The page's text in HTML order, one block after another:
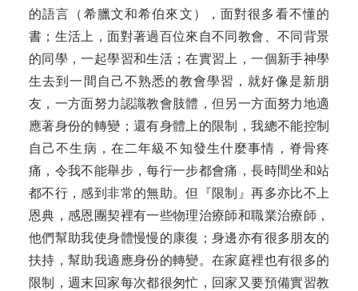
的語言（希臘文和希伯來文），面對很多看不懂的
書；生活上，面對著過百位來自不同教會、不同背景
的同學，一起學習和生活；在實習上，一個新手神學
生去到一間自己不熟悉的教會學習，就好像是新朋
友，一方面努力認識教會肢體，但另一方面努力地適
應著身份的轉變；還有身體上的限制，我總不能控制
自己不生病，在二年級不知發生什麼事情，脊骨疼
痛，令我不能舉步，每行一步都會痛，長時間坐和站
都不行，感到非常的無助。但『限制』再多亦比不上
恩典，感恩團契裡有一些物理治療師和職業治療師，
他們幫助我使身體慢慢的康復；身邊亦有很多朋友的
扶持，幫助我適應身份的轉變。在家庭裡也有很多的
限制，週末回家每次都很匆忙，回家又要預備實習教